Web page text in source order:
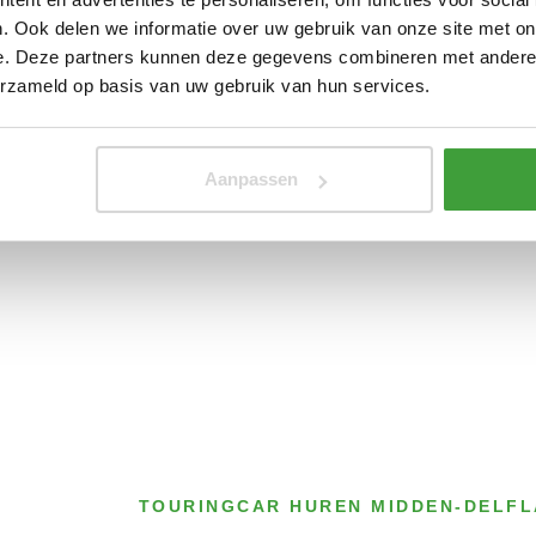
Ook delen we informatie over uw gebruik van onze site met
Deze partners kunnen deze gegevens combineren met
op basis van uw gebruik van hun services.
Aanpassen
zodat u
op 0174
Touringcar
10 tot 4000
personen
TOURINGCAR HUREN MIDDEN-